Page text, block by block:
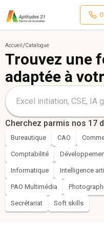
Accueil /Catalogue
Trouvez une
adaptée à
Cherchez parmis nos 17
Bureautique CAO
Comptabilité
Informatique Intelligence
PAO Multimédia
Secrétariat Soft skills